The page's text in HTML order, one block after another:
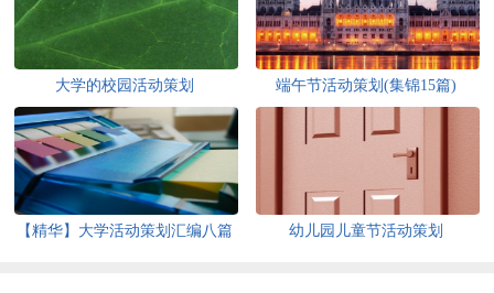
大学的校园活动策划 端午节活动策划(集锦15篇)
【精华】大学活动策划汇编八篇 幼儿园儿童节活动策划